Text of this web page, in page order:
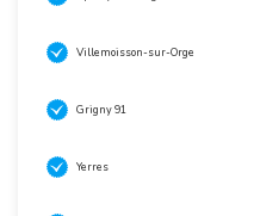
Villemoisson-sur-Orge
Grigny 91
Yerres